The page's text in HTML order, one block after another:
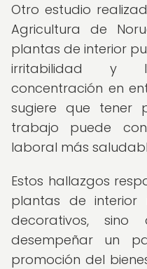
Otro estudio
Agricultura de
plantas de interior
irritabilidad y
concentración en
sugiere que tener
trabajo puede
laboral más
Estos hallazgos
plantas de interior
decorativos, sino
desempeñar un
promoción del